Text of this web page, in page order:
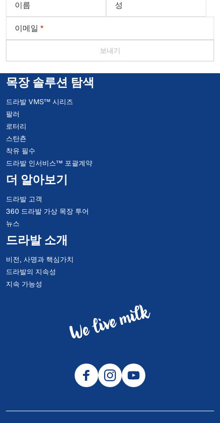
이름
성
이메일 *
보내기
목장 솔루션 탐색
드라발 VMS™ 시리즈
팔러
로터리
스탄쵼
착유 필수
드라발 인서비스™ 포괄계약
더 알아보기
드라발 고객
360 드라발 가상 목장 투어
뉴스
드라발 소개
비전, 사명과 핵심가치
드라발의 지속성
지속 가능성